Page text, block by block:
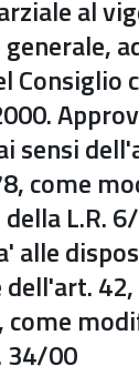
al
Consiglio
sensi
come
L.R.
alle
come
34/00